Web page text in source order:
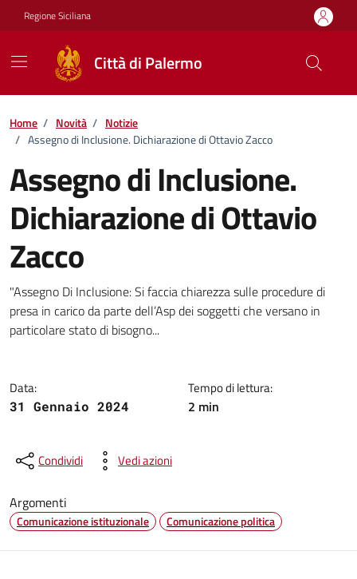
Vai ai contenuti
Vai al footer
Regione Siciliana
Città di Palermo
Home / Novità / Notizie
/ Assegno di Inclusione. Dichiarazione di Ottavio Zacco
Assegno di Inclusione.
Dichiarazione di Ottavio
Zacco
Dettagli della notizia
"Assegno Di Inclusione: Si faccia chiarezza sulle procedure di
presa in carico da parte dell’Asp dei soggetti che versano in
particolare stato di bisogno...
Data:
31 Gennaio 2024
Tempo di lettura:
2 min
Condividi Vedi azioni
Argomenti
Comunicazione istituzionale Comunicazione politica